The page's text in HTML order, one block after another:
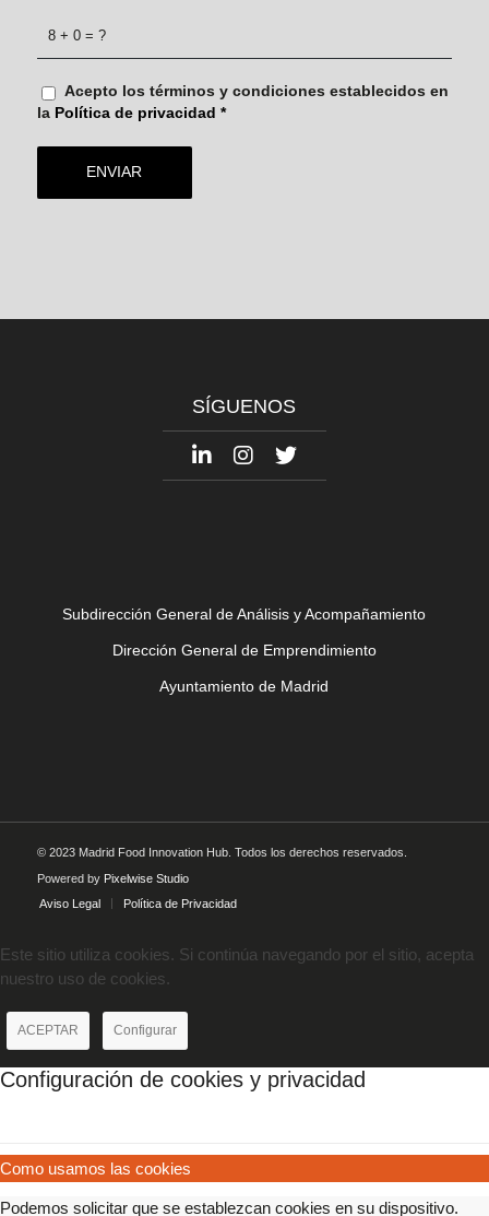
8 + 0 = ?
Acepto los términos y condiciones establecidos en
la Política de privacidad *
SÍGUENOS
Subdirección General de Análisis y Acompañamiento
Dirección General de Emprendimiento
Ayuntamiento de Madrid
© 2023 Madrid Food Innovation Hub. Todos los derechos reservados.
Powered by Pixelwise Studio
Aviso Legal
Política de Privacidad
Este sitio utiliza cookies. Si continúa navegando por el sitio, acepta
nuestro uso de cookies.
ACEPTAR Configurar
Configuración de cookies y privacidad
Como usamos las cookies
Podemos solicitar que se establezcan cookies en su dispositivo.